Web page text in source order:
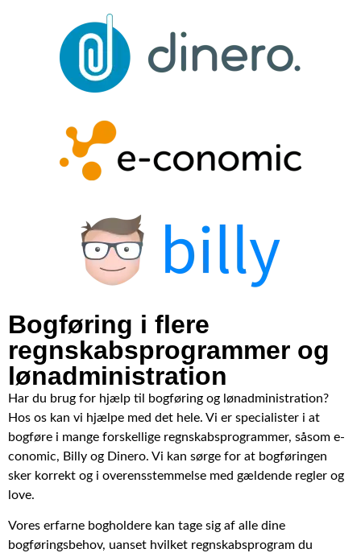
Bogføring i flere
regnskabsprogrammer og
lønadministration
Har du brug for hjælp til bogføring og lønadministration?
Hos os kan vi hjælpe med det hele. Vi er specialister i at
bogføre i mange forskellige regnskabsprogrammer, såsom e-
conomic, Billy og Dinero. Vi kan sørge for at bogføringen
sker korrekt og i overensstemmelse med gældende regler og
love.
Vores erfarne bogholdere kan tage sig af alle dine
bogføringsbehov, uanset hvilket regnskabsprogram du